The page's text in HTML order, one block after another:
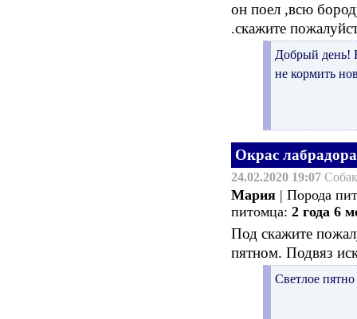
он поел ,всю
.скажите
Добрый день!
не кормить
Окрас лабрадора
24.02.2020 19:07
Мария | Порода
питомца: 2 года 6
Под скажите
пятном. Подвяз
Светлое